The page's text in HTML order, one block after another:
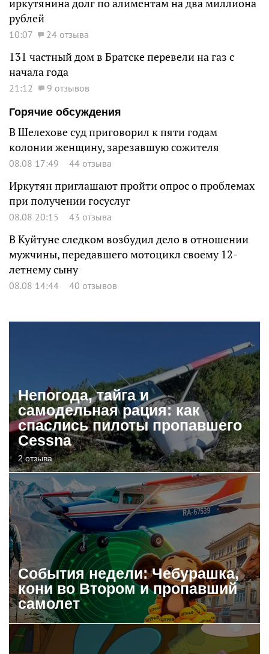
иркутянина долг по алиментам на два миллиона
рублей
10:07 24 отзыва
131 частный дом в Братске перевели на газ с
начала года
21:12
9 отзывов
Горячие обсуждения
В Шелехове суд приговорил к пяти годам
колонии женщину, зарезавшую сожителя
08.08 17:49 44 отзыва
Иркутян приглашают пройти опрос о проблемах
при получении госуслуг
08.08 20:15 43 отзыва
В Куйтуне следком возбудил дело в отношении
мужчины, передавшего мотоцикл своему 12-
летнему сыну
08.08 14:44 40 отзывов
Непогода, тайга и
самодельная рация: как
спаслись пилоты пропавшего
Cessna
2 отзыва
События недели: Чебурашка,
кони во Втором и пропавший
самолет